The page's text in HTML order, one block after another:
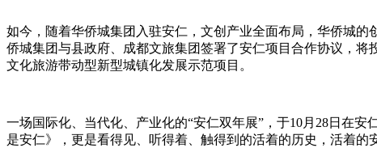
如今，随着华侨城集团入驻安仁，文创产业全面布局，华侨城
侨城集团与县政府、成都文旅集团签署了安仁项目合作协议，
文化旅游带动型新型城镇化发展示范项目。
一场国际化、当代化、产业化的“安仁双年展”，于10月28日在
是安仁》，更是看得见、听得着、触得到的活着的历史，活着的